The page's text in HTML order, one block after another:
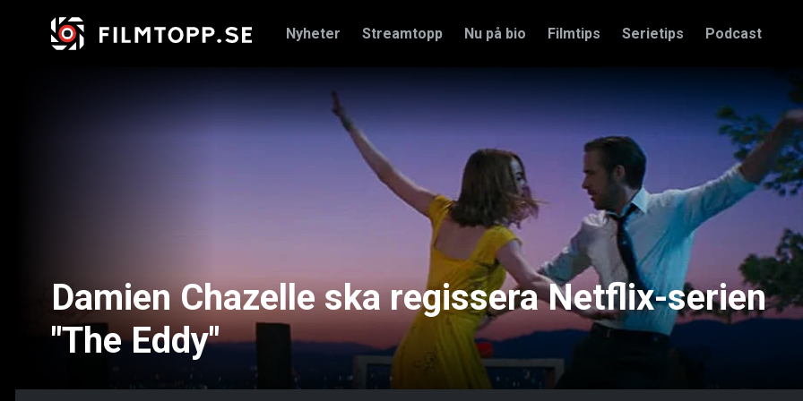
Nyheter Streamtopp Nu på bio Filmtips Serietips Podcast
Damien Chazelle ska regissera Netflix-serien
"The Eddy"